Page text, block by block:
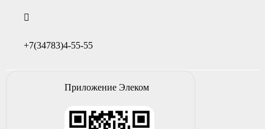
+7(34783)4-55-55
Приложение Элеком